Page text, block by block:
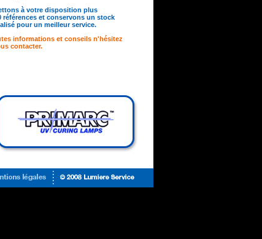
à votre disposition plus
références et conservons un stock
pour un meilleur service.
informations et conseils n'hésitez
contacter.